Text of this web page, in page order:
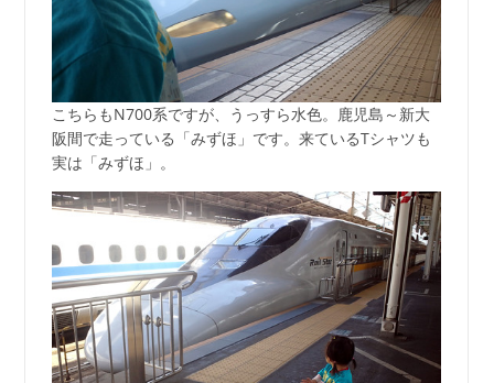
こちらもN700系ですが、うっすら水色。鹿児島～新大
阪間で走っている「みずほ」です。来ているTシャツも
実は「みずほ」。